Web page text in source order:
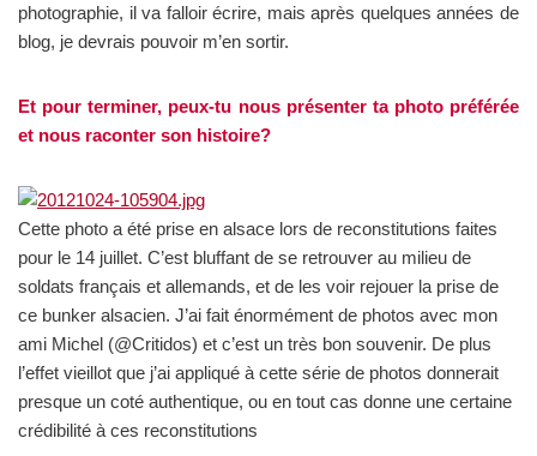
photographie, il va falloir écrire, mais après quelques années de
blog, je devrais pouvoir m’en sortir.
Et pour terminer, peux-tu nous présenter ta photo préférée
et nous raconter son histoire?
Cette photo a été prise en alsace lors de reconstitutions faites
pour le 14 juillet. C’est bluffant de se retrouver au milieu de
soldats français et allemands, et de les voir rejouer la prise de
ce bunker alsacien. J’ai fait énormément de photos avec mon
ami Michel (@Critidos) et c’est un très bon souvenir. De plus
l’effet vieillot que j’ai appliqué à cette série de photos donnerait
presque un coté authentique, ou en tout cas donne une certaine
crédibilité à ces reconstitutions